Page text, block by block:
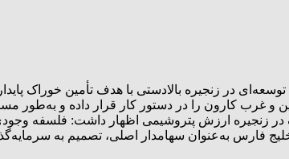
در زنجیره بالادستی با هدف تأمین خوراک
و غرب کارون را در دستور کار قرار داده و به‌طور
در زنجیره ارزش پتروشیمی اظهار داشت: فلسفه
به‌عنوان سهامدار اصلی، تصمیم به